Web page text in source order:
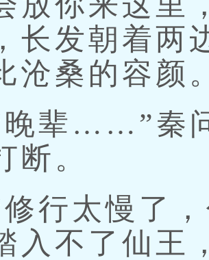
长发朝着两
沧桑的容颜
……”秦问
断。
太慢了，
入不了仙王